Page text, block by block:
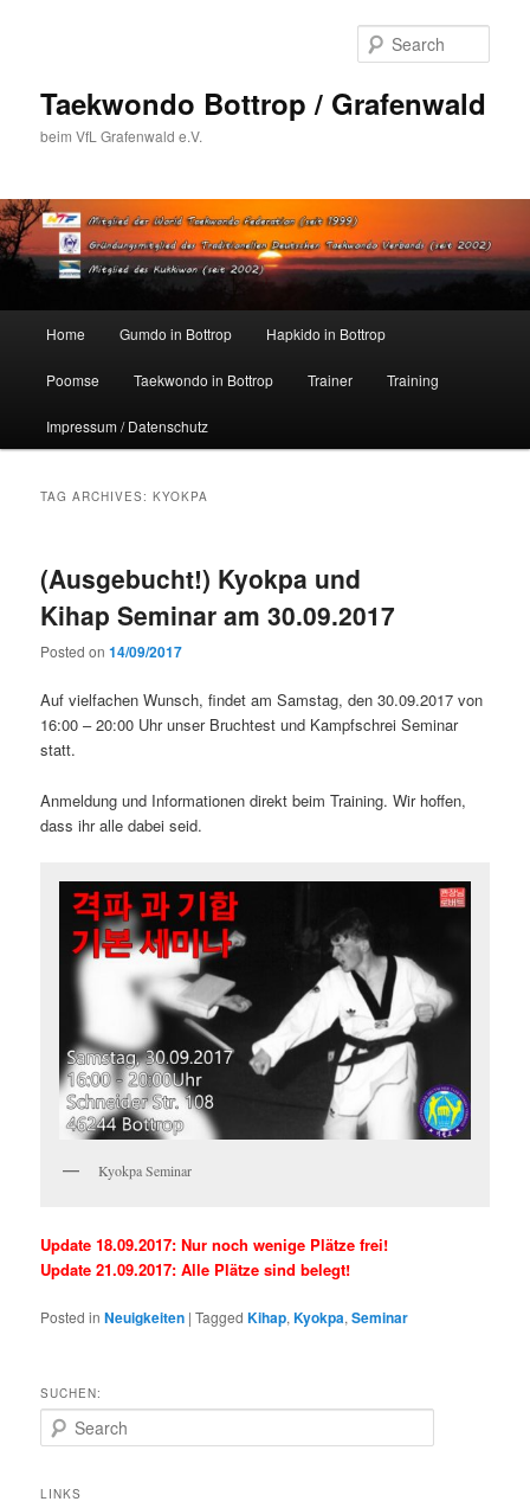
Taekwondo Bottrop / Grafenwald
beim VfL Grafenwald e.V.
Home Gumdo in Bottrop Hapkido in Bottrop
Poomse Taekwondo in Bottrop Trainer Training
Impressum / Datenschutz
TAG ARCHIVES:KYOKPA
(Ausgebucht!) Kyokpa und
Kihap Seminar am 30.09.2017
Posted on14/09/2017
Auf vielfachen Wunsch, findet am Samstag, den 30.09.2017 von
16:00 – 20:00 Uhr unser Bruchtest und Kampfschrei Seminar
statt.
Anmeldung und Informationen direkt beim Training. Wir hoffen,
dass ihr alle dabei seid.
Kyokpa Seminar
Update 18.09.2017: Nur noch wenige Plätze frei!
Update 21.09.2017: Alle Plätze sind belegt!
Posted in Neuigkeiten |Tagged Kihap,Kyokpa,Seminar
SUCHEN:
e
rLINKS